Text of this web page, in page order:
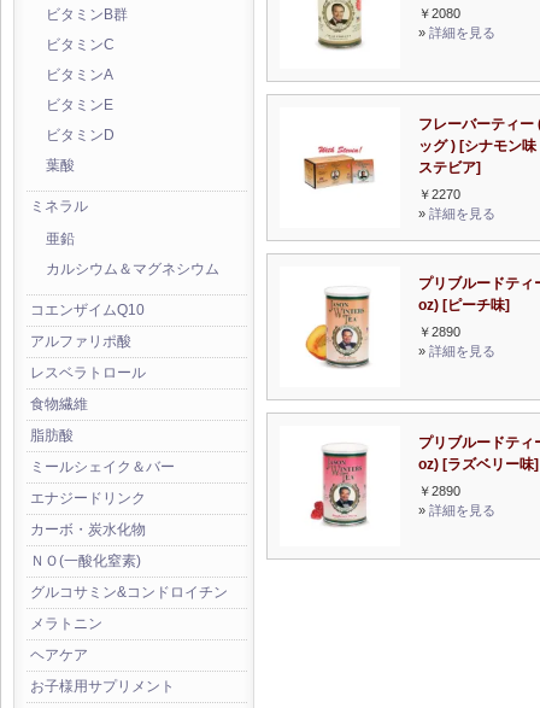
ビタミンB群
ビタミンC
ビタミンA
ビタミンE
ビタミンD
葉酸
ミネラル
亜鉛
カルシウム＆マグネシウム
コエンザイムQ10
アルファリポ酸
レスベラトロール
食物繊維
脂肪酸
ミールシェイク＆バー
エナジードリンク
カーボ・炭水化物
ＮＯ(一酸化窒素)
グルコサミン&コンドロイチン
メラトニン
ヘアケア
お子様用サプリメント
￥2080
» 詳細を見る
フレーバーティー
ッグ ) [シナモン
ステビア]
￥2270
» 詳細を見る
プリブルードティ
oz) [ピーチ味]
￥2890
» 詳細を見る
プリブルードティ
oz) [ラズベリー味]
￥2890
» 詳細を見る